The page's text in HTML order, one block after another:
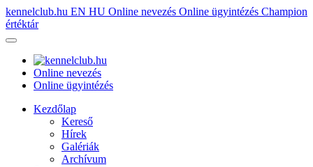
kennelclub.hu EN HU Online nevezés Online ügyintézés Champion
értéktár
Online nevezés
Online ügyintézés
Kezdőlap
Kereső
Hírek
Galériák
Archívum